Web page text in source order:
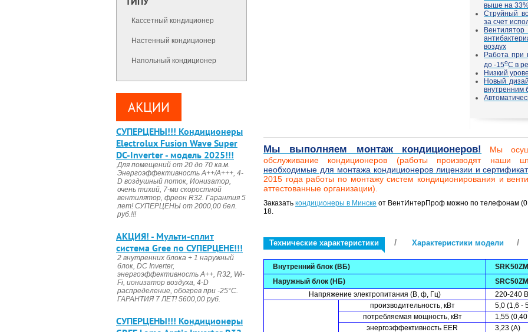
Кассетный кондиционер
Настенный кондиционер
Напольный кондиционер
АКЦИИ
CУПЕРЦЕНЫ!!! Кондиционеры
Electrolux Fusion Wave Super
DC-Inverter - модель 2025!!!
Для помещений от 20 до 70 кв.м.
Энергоэффективность А++/А+++, 4-
D воздушный поток, Ионизатор,
очень тихий, 7-ми скоростной
вентилятор, фреон R32. Гарантия 5
лет! СУПЕРЦЕНЫ от 2000,00 бел.
руб.!!!
АКЦИЯ! - Мульти-сплит
система Gree по СУПЕРЦЕНЕ!!!
2 внутренних блока + 1 наружный
блок, DC Invertеr,
энергоэффективность А++, R32, Wi-
Fi, ионизатор воздуха, 4-D
распределение, обогрев при -25°С.
ГАРАНТИЯ 7 ЛЕТ! 5600,00 руб.
CУПЕРЦЕНЫ!!! Кондиционеры
выше на
Струйный
за счет
воздух
Работа при
до -15оС в
Низкий
Новый
внутренним
Мы выполняем монтаж кондиционеров!
Мы
обслуживание кондиционеров (работы производят наши
необходимые для монтажа кондиционеров лицензии и
2015 года работы по монтажу систем кондиционирования и
аттестованные организации).
Заказать кондиционеры в Минске от ВентИнтерПроф можно по телефонам
18.
Технические характеристики / Характеристики модели /
Внутренний блок (ВБ)
Наружный блок (НБ)
Напряжение электропитания (В, ф, Гц)
220-240
производительность, кВт
5,0 (1,6 -
потребляемая мощность, кВт
1,55
энергоэффективность EER
3,23 (А)